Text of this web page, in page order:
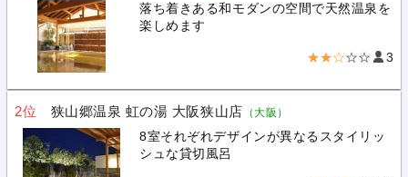
落ち着きある和モダンの空間で天然温泉を
楽しめます
★★☆☆☆ 3
2位 狭山郷温泉 虹の湯 大阪狭山店 （大阪）
8室それぞれデザインが異なるスタイリッ
シュな貸切風呂